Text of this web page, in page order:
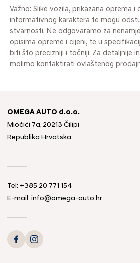
Važno: Slike vozila, prikazana oprema i
informativnog karaktera te mogu
stvarnosti. Ne odgovaramo za
opisima opreme i cijeni, te u
biti što precizniji i točniji. Za detaljnije
molimo kontaktirati ovlaštenog
OMEGA AUTO d.o.o.
Miočići 7a, 20213 Čilipi
Republika Hrvatska
Tel: +385 20 771 154
E-mail: info@omega-auto.hr